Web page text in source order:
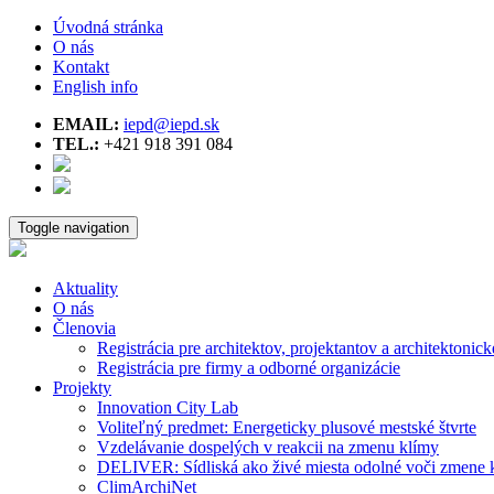
Úvodná stránka
O nás
Kontakt
English info
EMAIL: iepd@iepd.sk
TEL.: +421 918 391 084
Toggle navigation
Aktuality
O nás
Členovia
Registrácia pre architektov, projektantov a
Registrácia pre firmy a odborné organizácie
Projekty
Innovation City Lab
Voliteľný predmet: Energeticky plusové mestské štvrte
Vzdelávanie dospelých v reakcii na zmenu klímy
DELIVER: Sídliská ako živé miesta odolné voči zmene
ClimArchiNet